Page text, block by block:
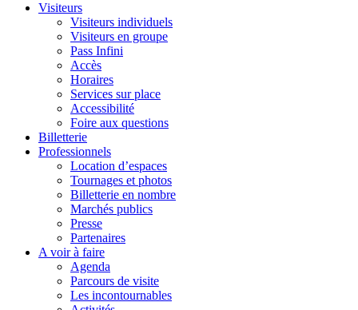
Visiteurs
Visiteurs individuels
Visiteurs en groupe
Pass Infini
Accès
Horaires
Services sur place
Accessibilité
Foire aux questions
Billetterie
Professionnels
Location d’espaces
Tournages et photos
Billetterie en nombre
Marchés publics
Presse
Partenaires
A voir à faire
Agenda
Parcours de visite
Les incontournables